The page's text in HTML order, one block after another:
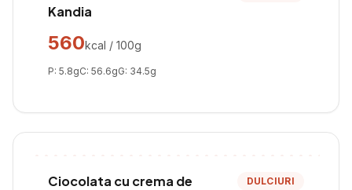
Kandia
560kcal / 100g
P: 5.8gC: 56.6gG: 34.5g
Ciocolata cu crema de
DULCIURI